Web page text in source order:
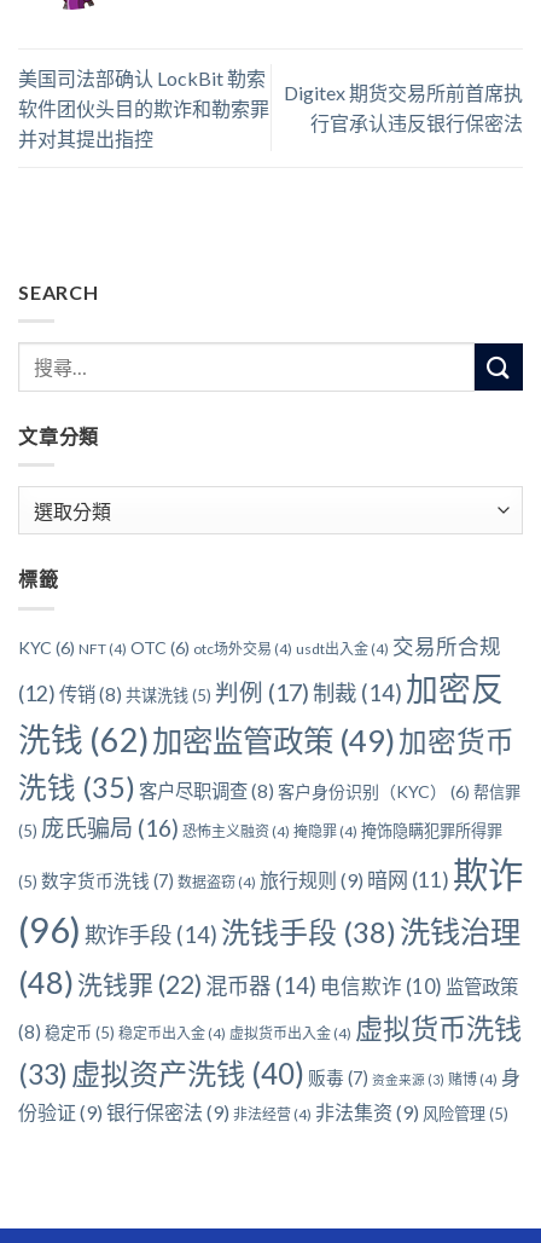
美国司法部确认 LockBit 勒索
软件团伙头目的欺诈和勒索罪
并对其提出指控
Digitex 期货交易所前首席执
行官承认违反银行保密法
SEARCH
文章分類
類
標籤
KYC (6) NFT (4) OTC (6) otc场外交易 (4) usdt出入金 (4) 交易所合规
(12) 传销(8) 共谋洗钱(5) 判例 (17)制裁 (14) 加密反
洗钱 (62)加密监管政策 (49)加密货币
洗钱 (35) 客户尽职调查(8) 客户身份识别（KYC） (6) 帮信罪
(5) 庞氏骗局 (16) 恐怖主义融资 (4) 掩隐罪 (4) 掩饰隐瞒犯罪所得罪
(5) 数字货币洗钱 (7) 数据盗窃 (4) 旅行规则 (9) 暗网 (11) 欺诈
(96) 欺诈手段 (14) 洗钱手段 (38)洗钱治理
(48) 洗钱罪 (22) 混币器 (14) 电信欺诈 (10) 监管政策
(8) 稳定币 (5) 稳定币出入金 (4) 虚拟货币出入金 (4) 虚拟货币洗钱
(33) 虚拟资产洗钱 (40) 贩毒 (7) 资金来源 (3) 赌博 (4) 身
份验证 (9) 银行保密法 (9) 非法经营 (4) 非法集资 (9) 风险管理(5)